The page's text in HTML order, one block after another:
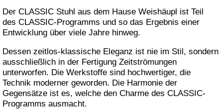
Der CLASSIC Stuhl aus dem Hause Weishäupl ist Teil
des CLASSIC-Programms und so das Ergebnis einer
Entwicklung über viele Jahre hinweg.
Dessen zeitlos-klassische Eleganz ist nie im Stil, sondern
ausschließlich in der Fertigung Zeitströmungen
unterworfen. Die Werkstoffe sind hochwertiger, die
Technik moderner geworden. Die Harmonie der
Gegensätze ist es, welche den Charme des CLASSIC-
Programms ausmacht.